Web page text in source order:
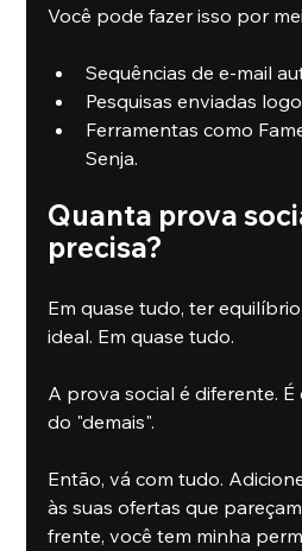
Você pode fazer isso por
Sequências de e-mail
Pesquisas enviadas
Ferramentas como
Senja.
Quanta prova
precisa?
Em quase tudo, ter
ideal. Em quase tudo.
A prova social é diferente.
do "demais".
Então, vá com tudo.
às suas ofertas que
frente, você tem minha